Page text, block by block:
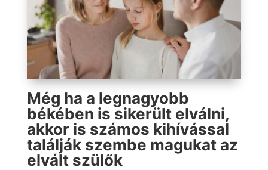
Még ha a legnagyobb
békében is sikerült elválni,
akkor is számos kihívással
találják szembe magukat az
elvált szülők